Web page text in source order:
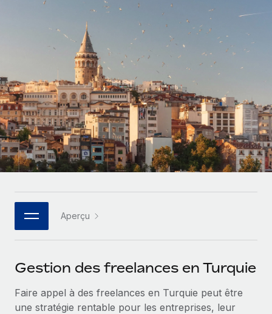
Gestion des freelances
Intégrez et gérez vos freelances partout dans le monde
Sous-traitez les opérations complexes liées à l’emploi
INFRASTRUCTURE
Intégration Remote
Intégrez vos RH aux flux de travail en toute simplicité
Plateforme
Connecter
Nouveau
Connectez n'importe quel outil d’IA à Remote grâce à
notre MCP
Intégrations
Comparer Remote
Examinez notre service par rapport aux autres
CROISSANCE
Start-ups
Des solutions agiles et internationales pour les RH et la
paie des entreprises en pleine croissance
Entreprises intermédiaires
Développez vos équipes avec des solutions RH sur
mesure
Entreprise
Les RH à l’international pour les grandes entreprises
Partenaires stratégiques de la tech
Devenir partenaire
Calculateur de paiement des freelances
Découvrez les devises disponibles et les vitesses de
paiement pour vos freelances internationaux
APPRENDRE AVEC REMOTE
Recherche et guides
Études de cas
Checklists et modèles
Descriptions de postes
Salle de presse
Deutsch
Español
Italiano
Português (Portugal)
日本語
한국어
Aperçu
Gestion des freelances en Turquie
Faire appel à des freelances en Turquie peut être
une stratégie rentable pour les entreprises, leur